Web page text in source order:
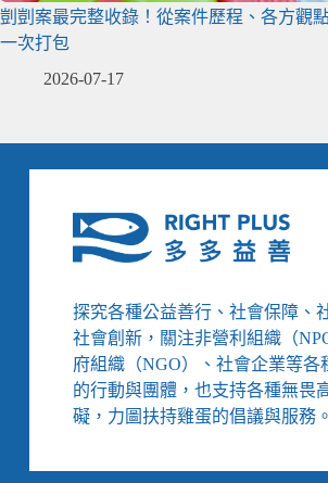
剴剴案最完整收錄！從案件歷程、各方觀
一次打包
2026-07-17
探究各種公益善行、社會保障、
社會創新，關注非營利組織（
府組織（NGO）、社會企業等各
的行動與團體，也支持各種無畏
礙，力圖扶持雞蛋的倡議與服務。